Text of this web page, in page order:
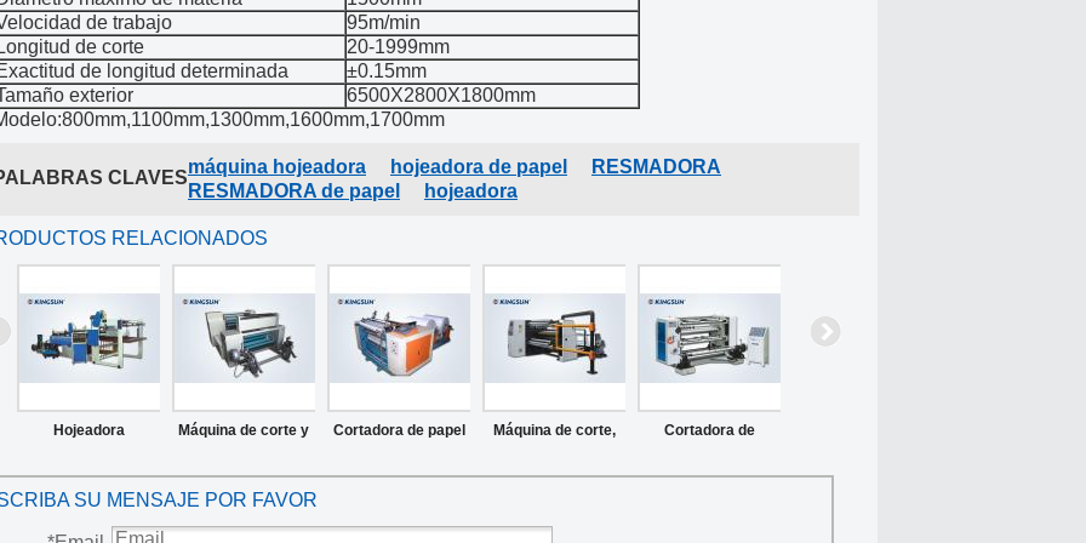
de trabajo
95m/min
de corte
20-1999mm
de longitud determinada
±0.15mm
exterior
6500X2800X1800mm
CLAVES
máquina hojeadora hojeadora de papel
RESMADORA
RESMADORA de papel
hojeadora
RELACIONADOS
Hojeadora Máquina de corte y
de carbón
Cortadora de papel Máquina de corte, Cortadora de
SU MENSAJE POR FAVOR